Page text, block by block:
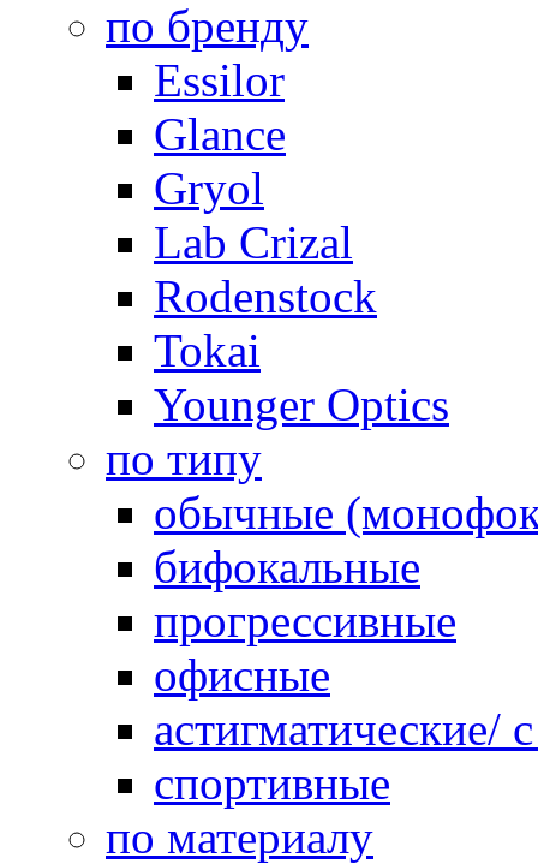
по бренду
Essilor
Glance
Gryol
Lab Crizal
Rodenstock
Tokai
Younger Optics
по типу
обычные
бифокальные
прогрессивные
офисные
астигматические/
спортивные
по материалу